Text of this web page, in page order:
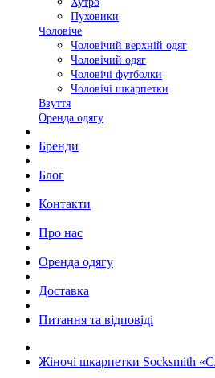
Пуховики
Чоловіче
Чоловічий верхній одяг
Чоловічий одяг
Чоловічі футболки
Чоловічі шкарпетки
Взуття
Оренда одягу
Бренди
Блог
Контакти
Про нас
Оренда одягу
Доставка
Питання та відповіді
Жіночі шкарпетки Socksmith